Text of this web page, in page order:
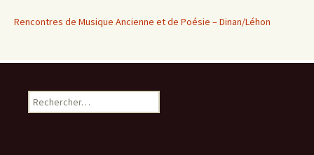
Rencontres de Musique Ancienne et de Poésie – Dinan/Léhon
Rechercher :